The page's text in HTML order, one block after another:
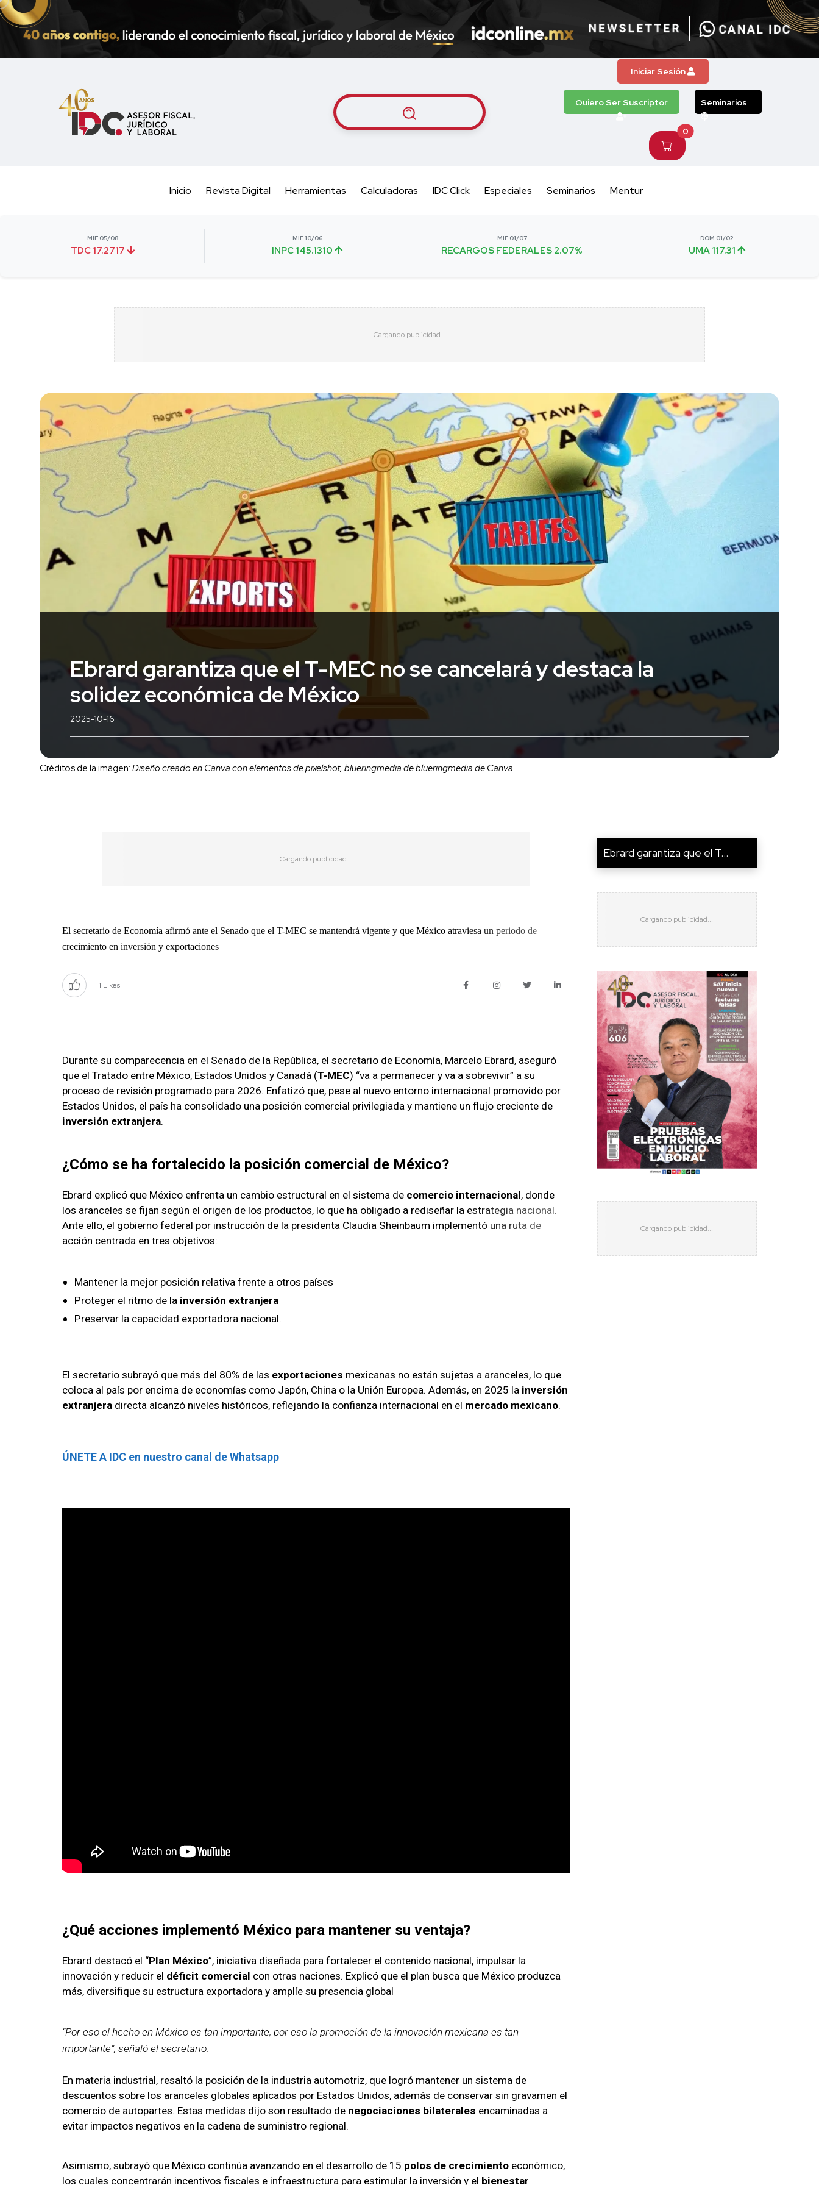
Iniciar Sesión
Quiero Ser Suscriptor Seminarios
0
Inicio Revista Digital Herramientas Calculadoras IDC Click Especiales Seminarios Mentur
MIE 05/08
TDC 17.2717
MIE 10/06
INPC 145.1310
MIE 01/07
RECARGOS FEDERALES 2.07%
DOM 01/02
UMA 117.31
Ebrard garantiza que el T-MEC no se cancelará y destaca la
solidez económica de México
2025-10-16
Créditos de la imágen: Diseño creado en Canva con elementos de pixelshot, blueringmedia de blueringmedia de Canva
El secretario de Economía afirmó ante el Senado que el T-MEC se mantendrá vigente y que México atraviesa un periodo de
crecimiento en inversión y exportaciones
1 Likes
Durante su comparecencia en el Senado de la República, el secretario de Economía, Marcelo Ebrard, aseguró
que el Tratado entre México, Estados Unidos y Canadá (T-MEC) “va a permanecer y va a sobrevivir” a su
proceso de revisión programado para 2026. Enfatizó que, pese al nuevo entorno internacional promovido por
Estados Unidos, el país ha consolidado una posición comercial privilegiada y mantiene un flujo creciente de
inversión extranjera.
¿Cómo se ha fortalecido la posición comercial de México?
Ebrard explicó que México enfrenta un cambio estructural en el sistema de comercio internacional, donde
los aranceles se fijan según el origen de los productos, lo que ha obligado a rediseñar la estrategia nacional.
Ante ello, el gobierno federal por instrucción de la presidenta Claudia Sheinbaum implementó una ruta de
acción centrada en tres objetivos:
Mantener la mejor posición relativa frente a otros países
Proteger el ritmo de la inversión extranjera
Preservar la capacidad exportadora nacional.
El secretario subrayó que más del 80% de las exportaciones mexicanas no están sujetas a aranceles, lo que
coloca al país por encima de economías como Japón, China o la Unión Europea. Además, en 2025 la inversión
extranjera directa alcanzó niveles históricos, reflejando la confianza internacional en el mercado mexicano.
ÚNETE A IDC en nuestro canal de Whatsapp
¿Qué acciones implementó México para mantener su ventaja?
Ebrard destacó el “Plan México”, iniciativa diseñada para fortalecer el contenido nacional, impulsar la
innovación y reducir el déficit comercial con otras naciones. Explicó que el plan busca que México produzca
más, diversifique su estructura exportadora y amplíe su presencia global
“Por eso el hecho en México es tan importante, por eso la promoción de la innovación mexicana es tan
importante”, señaló el secretario.
En materia industrial, resaltó la posición de la industria automotriz, que logró mantener un sistema de
descuentos sobre los aranceles globales aplicados por Estados Unidos, además de conservar sin gravamen el
comercio de autopartes. Estas medidas dijo son resultado de negociaciones bilaterales encaminadas a
evitar impactos negativos en la cadena de suministro regional.
Asimismo, subrayó que México continúa avanzando en el desarrollo de 15 polos de crecimiento económico,
los cuales concentrarán incentivos fiscales e infraestructura para estimular la inversión y el bienestar
Ebrard garantiza que el T...